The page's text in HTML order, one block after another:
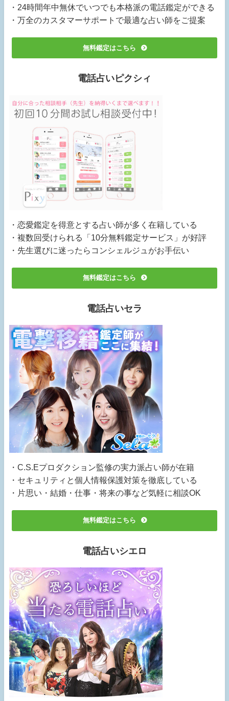
・24時間年中無休でいつでも本格派の電話鑑定ができる
・万全のカスタマーサポートで最適な占い師をご提案
無料鑑定はこちら
電話占いピクシィ
・恋愛鑑定を得意とする占い師が多く在籍している
・複数回受けられる「10分無料鑑定サービス」が好評
・先生選びに迷ったらコンシェルジュがお手伝い
無料鑑定はこちら
電話占いセラ
・C.S.Eプロダクション監修の実力派占い師が在籍
・セキュリティと個人情報保護対策を徹底している
・片思い・結婚・仕事・将来の事など気軽に相談OK
無料鑑定はこちら
電話占いシエロ